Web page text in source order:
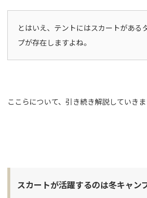
とはいえ、テントにはスカートがある
プが存在しますよね。
ここらについて、引き続き解説していきま
スカートが活躍するのは冬キャン